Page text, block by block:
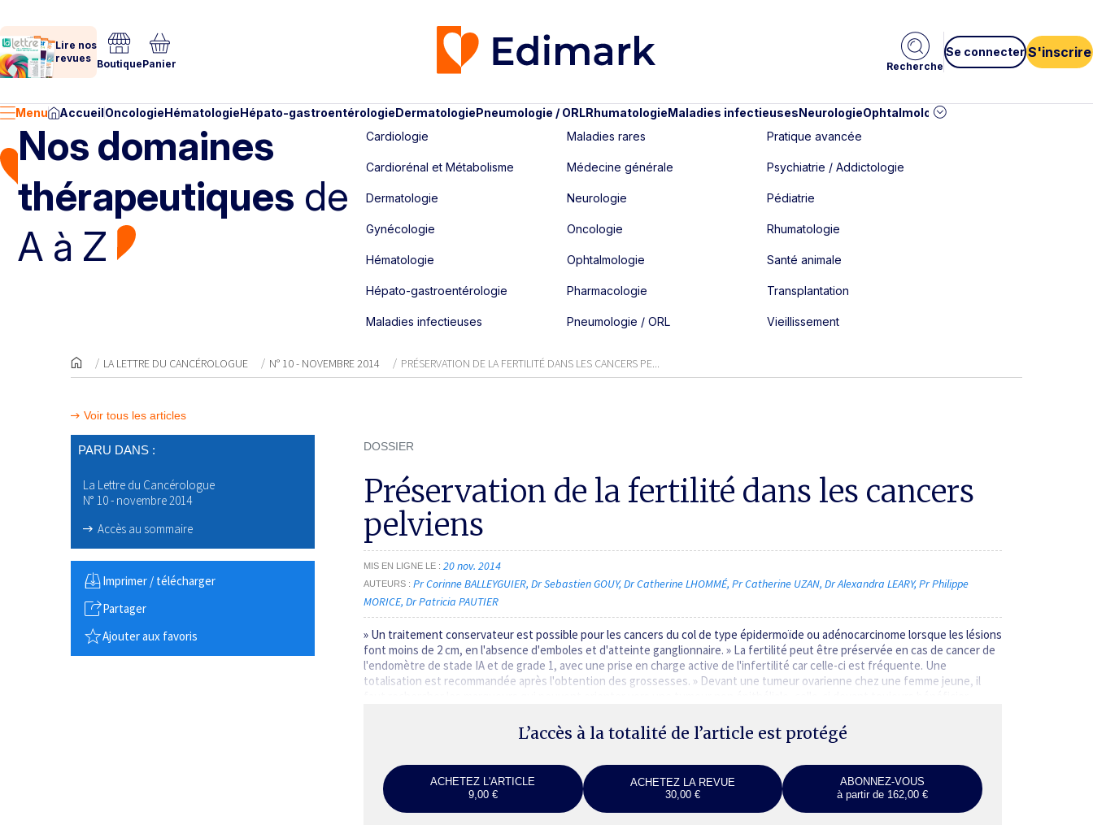
Lire nos
revues BoutiquePanier Recherche
Se connecter S'inscrire
Menu AccueilOncologieHématologieHépato-gastroentérologieDermatologiePneumologie / ORLRhumatologieMaladies infectieusesNeurologieOphtalmologie
Nos domaines
thérapeutiques de
A à Z
Cardiologie
Cardiorénal et Métabolisme
Dermatologie
Gynécologie
Hématologie
Hépato-gastroentérologie
Maladies infectieuses
Maladies rares
Médecine générale
Neurologie
Oncologie
Ophtalmologie
Pharmacologie
Pneumologie / ORL
Pratique avancée
Psychiatrie / Addictologie
Pédiatrie
Rhumatologie
Santé animale
Transplantation
Vieillissement
LA LETTRE DU CANCÉROLOGUE N° 10 - NOVEMBRE 2014 PRÉSERVATION DE LA FERTILITÉ DANS LES CANCERS PE...
Voir tous les articles
PARU DANS :
La Lettre du Cancérologue
N° 10 - novembre 2014
Accès au sommaire
Imprimer / télécharger
Partager
Ajouter aux favoris
DOSSIER
Préservation de la fertilité dans les cancers
pelviens
MIS EN LIGNE LE 20 nov. 2014
AUTEURS Pr Corinne BALLEYGUIER Dr Sebastien GOUY Dr Catherine LHOMMÉ Pr Catherine UZAN Dr Alexandra LEARY Pr Philippe
MORICE Dr Patricia PAUTIER
» Un traitement conservateur est possible pour les cancers du col de type épidermoïde ou adénocarcinome lorsque les lésions
font moins de 2 cm, en l'absence d'emboles et d'atteinte ganglionnaire. » La fertilité peut être préservée en cas de cancer de
l'endomètre de stade IA et de grade 1, avec une prise en charge active de l'infertilité car celle-ci est fréquente. Une
totalisation est recommandée après l'obtention des grossesses. » Devant une tumeur ovarienne chez une femme jeune, il
L’accès à la totalité de l’article est protégé
ACHETEZ L'ARTICLE
9,00 €
ACHETEZ LA REVUE
30,00 €
ABONNEZ-VOUS
à partir de 162,00 €